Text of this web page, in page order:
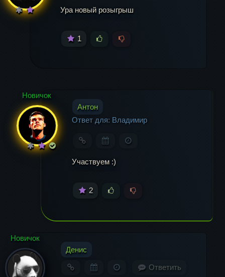
Ура новый розыгрыш
1
Новичок
Антон
Ответ для: Владимир
Участвуем :)
2
Новичок
Денис
Ответить